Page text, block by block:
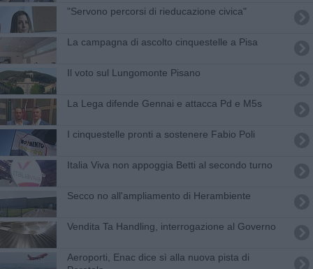
"Servono percorsi di rieducazione civica"
La campagna di ascolto cinquestelle a Pisa
Il voto sul Lungomonte Pisano
La Lega difende Gennai e attacca Pd e M5s
I cinquestelle pronti a sostenere Fabio Poli
Italia Viva non appoggia Betti al secondo turno
Secco no all'ampliamento di Herambiente
Vendita Ta Handling, interrogazione al Governo
Aeroporti, Enac dice sì alla nuova pista di